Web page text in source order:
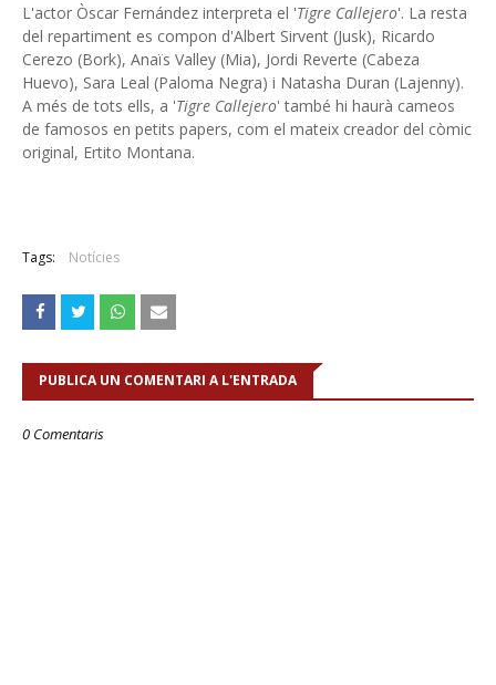
L'actor Òscar Fernández interpreta el 'Tigre Callejero'. La resta
del repartiment es compon d'Albert Sirvent (Jusk), Ricardo
Cerezo (Bork), Anaïs Valley (Mia), Jordi Reverte (Cabeza
Huevo), Sara Leal (Paloma Negra) i Natasha Duran (Lajenny).
A més de tots ells, a 'Tigre Callejero' també hi haurà cameos
de famosos en petits papers, com el mateix creador del còmic
original, Ertito Montana.
Tags: Notícies
PUBLICA UN COMENTARI A L'ENTRADA
0 Comentaris